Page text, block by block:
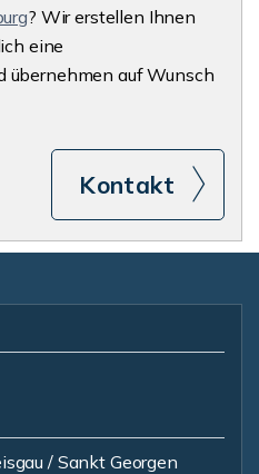
? Wir erstellen Ihnen
eine
übernehmen auf Wunsch
Kontakt
/ Sankt Georgen